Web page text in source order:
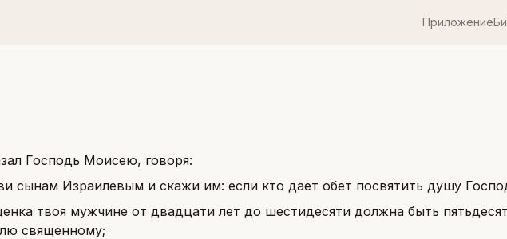
Приложение
Господь Моисею, говоря:
сынам Израилевым и скажи им: если кто дает обет посвятить душу
твоя мужчине от двадцати лет до шестидесяти должна быть
священному;